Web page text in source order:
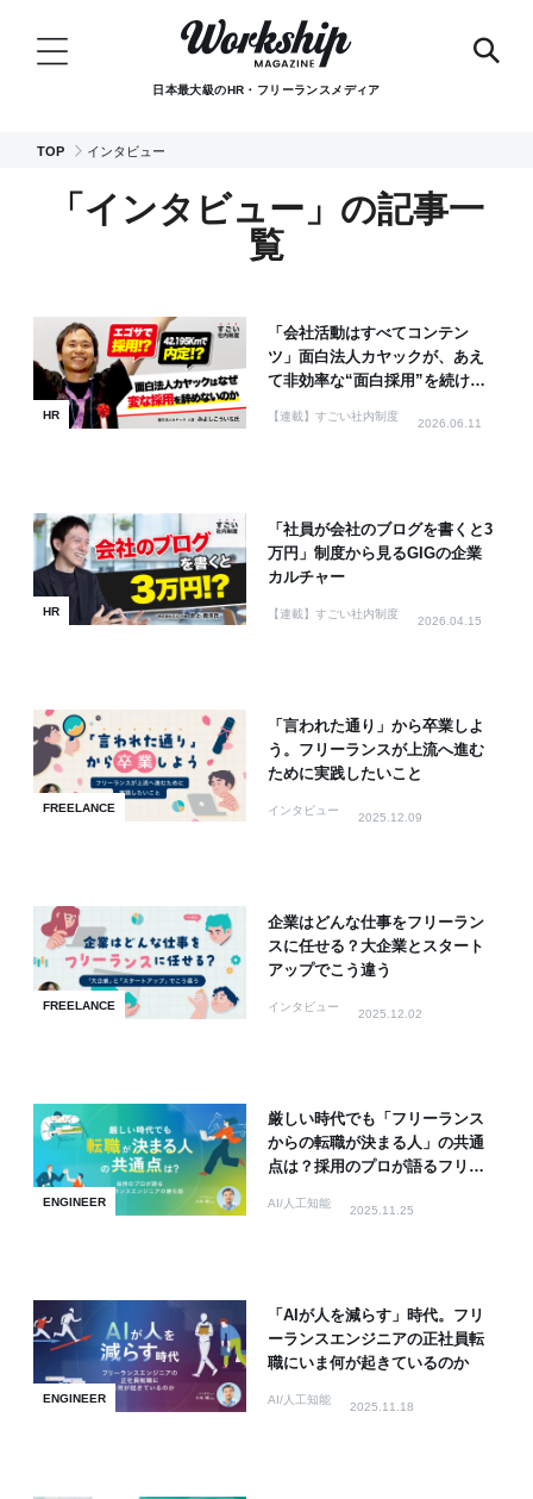
日本最大級のHR・フリーランスメディア
TOP インタビュー
「インタビュー」の記事一
覧
HR
「会社活動はすべてコンテン
ツ」面白法人カヤックが、あえ
て非効率な“面白採用”を続ける
【連載】すごい社内制度
2026.06.11
HR
「社員が会社のブログを書くと3
万円」制度から見るGIGの企業
カルチャー
【連載】すごい社内制度
2026.04.15
FREELANCE
「言われた通り」から卒業しよ
う。フリーランスが上流へ進む
ために実践したいこと
インタビュー
2025.12.09
FREELANCE
企業はどんな仕事をフリーラン
スに任せる？大企業とスタート
アップでこう違う
インタビュー
2025.12.02
ENGINEER
厳しい時代でも「フリーランス
からの転職が決まる人」の共通
点は？採用のプロが語るフリー
AI/人工知能
2025.11.25
ENGINEER
「AIが人を減らす」時代。フリ
ーランスエンジニアの正社員転
職にいま何が起きているのか
AI/人工知能
2025.11.18